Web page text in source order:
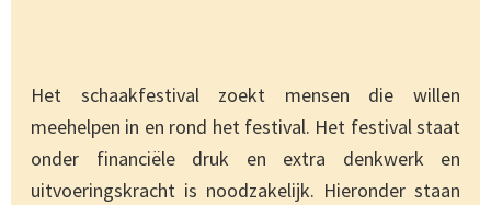
Het schaakfestival zoekt mensen die willen
meehelpen in en rond het festival. Het festival staat
onder financiële druk en extra denkwerk en
uitvoeringskracht is noodzakelijk. Hieronder staan